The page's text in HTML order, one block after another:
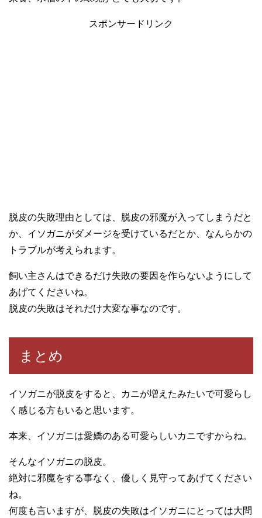
スポンサードリンク
脱皮の失敗理由としては、脱皮の邪魔が入ってしまうだと
か、イソガニがダメージを受けているだとか、なんらかの
トラブルが考えられます。
飼い主さんはできるだけ失敗の要因を作らないようにして
あげてくださいね。
脱皮の失敗はそれだけ大変な事なのです。
まとめ
イソガニが脱皮をすると、カニが増えたみたいで可愛らし
く感じる方もいると思います。
本来、イソガニは愛嬌のある可愛らしいカニですからね。
そんなイソガニの脱皮。
絶対に邪魔をする事なく、優しく見守ってあげてください
ね。
何度も言いますが、脱皮の失敗はイソガニにとっては大問